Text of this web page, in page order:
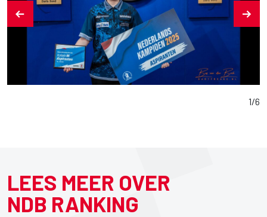
1/6
LEES MEER OVER
NDB RANKING